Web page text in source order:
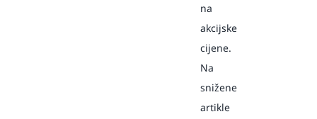
na
akcijske
cijene.
Na
snižene
artikle